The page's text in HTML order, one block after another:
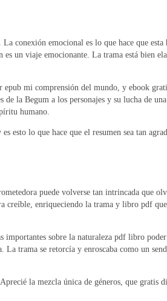
conexión emocional es lo que hace que esta
un viaje emocionante. La trama está bien
mi comprensión del mundo, y ebook
la Begum a los personajes y su lucha de
humano.
esto lo que hace que el resumen sea tan
puede volverse tan intrincada que
creíble, enriqueciendo la trama y libro pdf
importantes sobre la naturaleza pdf libro
trama se retorcía y enroscaba como un
la mezcla única de géneros, que gratis